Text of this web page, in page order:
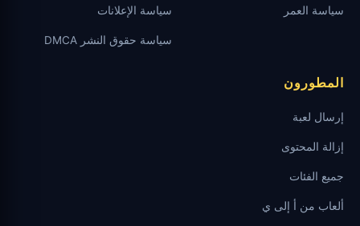
سياسة العمر سياسة الإعلانات
سياسة حقوق النشر DMCA
المطورون
إرسال لعبة
إزالة المحتوى
جميع الفئات
ألعاب من أ إلى ي